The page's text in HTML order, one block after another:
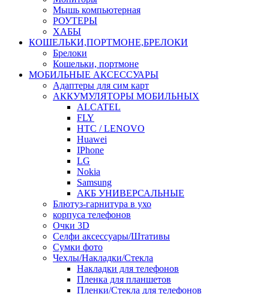
Мышь компьютерная
РОУТЕРЫ
ХАБЫ
КОШЕЛЬКИ,ПОРТМОНЕ,БРЕЛОКИ
Брелоки
Кошельки, портмоне
МОБИЛЬНЫЕ АКСЕССУАРЫ
Адаптеры для сим карт
АККУМУЛЯТОРЫ МОБИЛЬНЫХ
ALCATEL
FLY
HTC / LENOVO
Huawei
IPhone
LG
Nokia
Samsung
АКБ УНИВЕРСАЛЬНЫЕ
Блютуз-гарнитура в ухо
корпуса телефонов
Очки 3D
Селфи аксессуары/Штативы
Сумки фото
Чехлы/Накладки/Стекла
Накладки для телефонов
Пленка для планшетов
Пленки/Стекла для телефонов